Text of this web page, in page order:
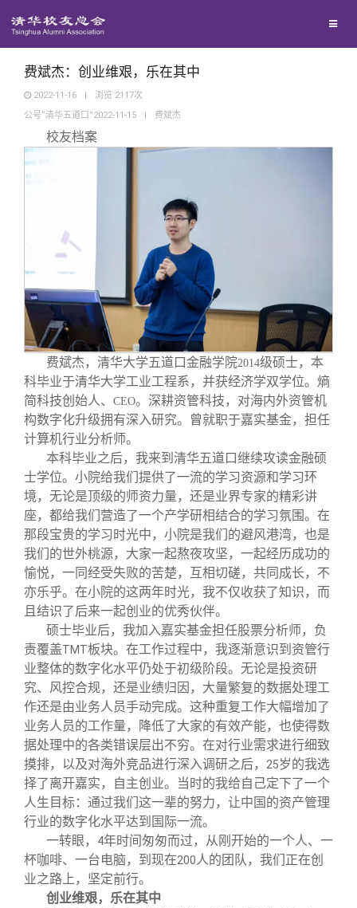
西南联大校友会
义工计划
新媒体平台
青春风采
校友文苑
校友视界
校友服务
终身学习
信息化服务
三创大赛
实用信息
校友总会
总会简介
会长致辞
总会章程
理事会名单
制度法规
联系我们
关闭
费斌杰：创业维艰，乐在其中
2022-11-16 | 浏览 2117次
公号“清华五道口”2022-11-15
| 费斌杰
校友档案
费斌杰，清华大学五道口金融学院2014级硕士，本
科毕业于清华大学工业工程系，并获经济学双学位。熵
简科技创始人、 CEO。深耕资管科技，对海内外资管机
构数字化升级拥有深入研究。曾就职于嘉实基金，担任
计算机行业分析师。
本科毕业之后，我来到清华五道口继续攻读金融硕
士学位。小院给我们提供了一流的学习资源和学习环
境，无论是顶级的师资力量，还是业界专家的精彩讲
座，都给我们营造了一个产学研相结合的学习氛围。在
那段宝贵的学习时光中，小院是我们的避风港湾，也是
我们的世外桃源，大家一起熬夜攻坚，一起经历成功的
愉悦，一同经受失败的苦楚，互相切磋，共同成长，不
亦乐乎。在小院的这两年时光，我不仅收获了知识，而
且结识了后来一起创业的优秀伙伴。
硕士毕业后，我加入嘉实基金担任股票分析师，负
责覆盖TMT板块。在工作过程中，我逐渐意识到资管行
业整体的数字化水平仍处于初级阶段。无论是投资研
究、风控合规，还是业绩归因，大量繁复的数据处理工
作还是由业务人员手动完成。这种重复工作大幅增加了
业务人员的工作量，降低了大家的有效产能，也使得数
据处理中的各类错误层出不穷。在对行业需求进行细致
摸排，以及对海外竞品进行深入调研之后，
25岁的我选
择了离开嘉实，自主创业。当时的我给自己定下了一个
人生目标：通过我们这一辈的努力，让中国的资产管理
行业的数字化水平达到国际一流。
一转眼，
4年时间匆匆而过，从刚开始的一个人、一
杯咖啡、一台电脑，到现在200人的团队，我们正在创
业之路上，坚定前行。
创业维艰，乐在其中